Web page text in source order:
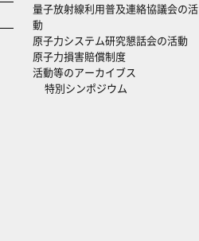
量子放射線利用普及連絡協議会の活
動
原子力システム研究懇話会の活動
原子力損害賠償制度
活動等のアーカイブス
特別シンポジウム